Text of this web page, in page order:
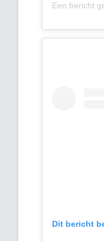
Een bericht
Dit bericht